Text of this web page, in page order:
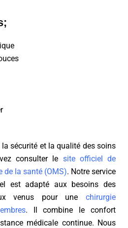
sécurité et la qualité des soins
consulter le site officiel de
de la santé (OMS). Notre service
est adapté aux besoins des
venus pour une chirurgie
. Il combine le confort
médicale continue. Nous